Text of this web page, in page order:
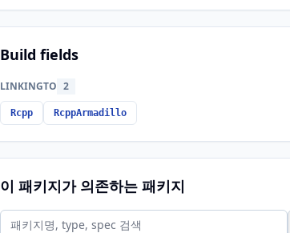
Build fields
LINKINGTO 2
Rcpp RcppArmadillo
이 패키지가 의존하는 패키지